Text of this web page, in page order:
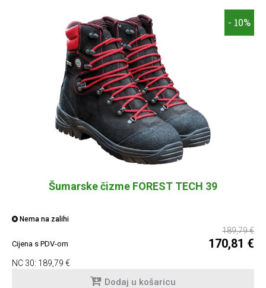
- 10%
Šumarske čizme FOREST TECH 39
Nema na zalihi
189,79 €
Cijena s PDV-om 170,81 €
NC 30: 189,79 €
Dodaj u košaricu